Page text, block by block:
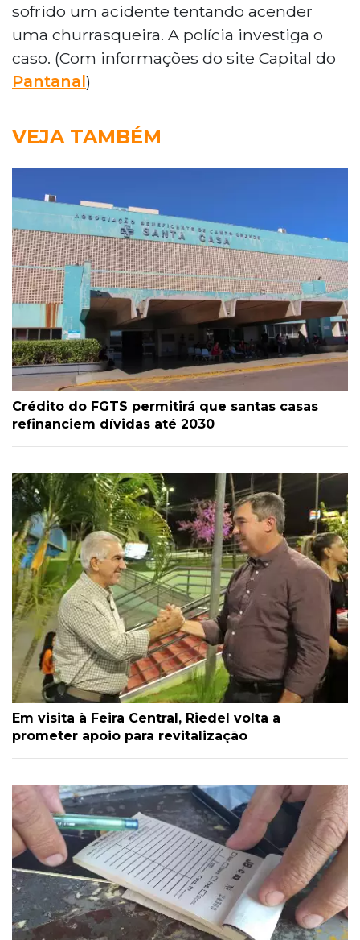
sofrido um acidente tentando acender
uma churrasqueira. A polícia investiga o
caso. (Com informações do site Capital do
Pantanal)
VEJA TAMBÉM
Crédito do FGTS permitirá que santas casas
refinanciem dívidas até 2030
Em visita à Feira Central, Riedel volta a
prometer apoio para revitalização